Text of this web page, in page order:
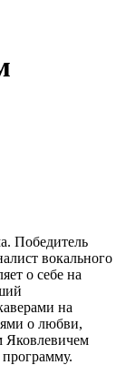
Победитель
вокального
о себе на
на
о любви,
Яковлевичем